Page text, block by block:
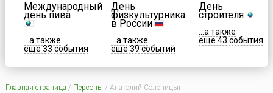
Международный
день пива
...а также
еще 33 события
День
физкультурника
в России
...а также
еще 39 событий
День
строителя
...а также
еще 43 события
Главная страница / Персоны / Анатолий Солоницын